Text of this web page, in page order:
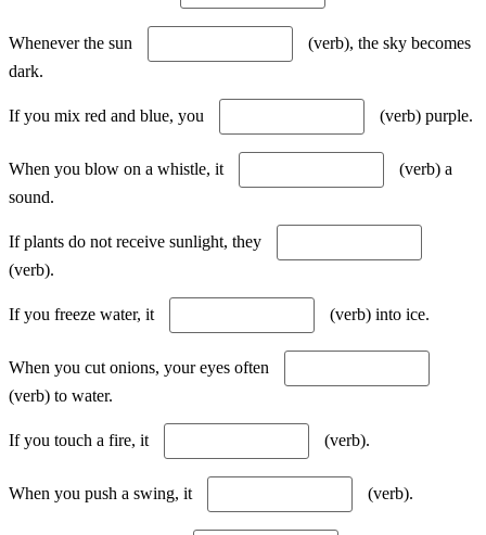
Whenever the sun
(verb), the sky becomes
dark.
If you mix red and blue, you (verb) purple.
When you blow on a whistle, it
(verb) a
sound.
If plants do not receive sunlight, they
(verb).
If you freeze water, it (verb) into ice.
When you cut onions, your eyes often
(verb) to water.
If you touch a fire, it (verb).
When you push a swing, it (verb).